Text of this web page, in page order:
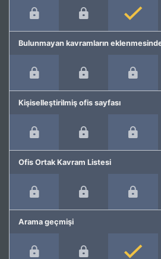
Bulunmayan kavramların
Kişiselleştirilmiş ofis sayfası
Ofis Ortak Kavram Listesi
Arama geçmişi